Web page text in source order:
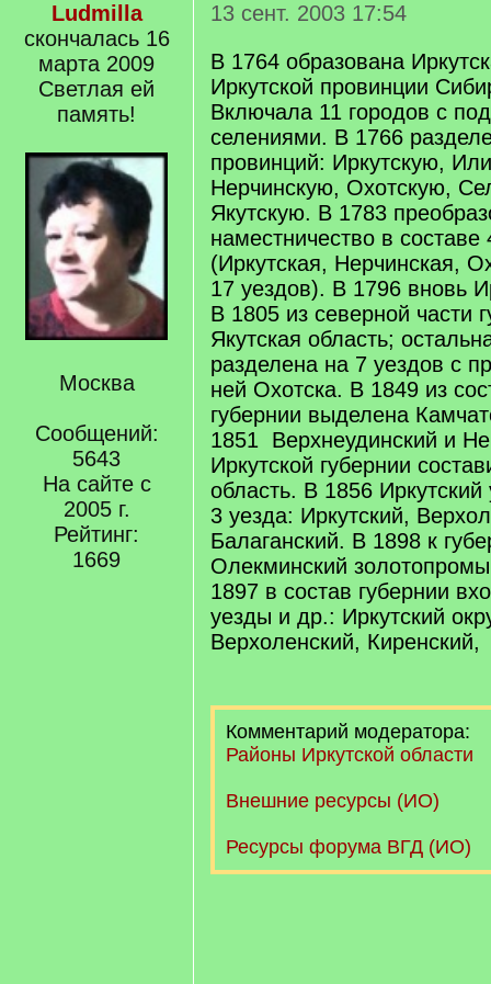
Ludmilla
скончалась 16
марта 2009
Светлая ей
память!
Москва
Сообщений:
5643
На сайте с
2005 г.
Рейтинг:
1669
13 сент. 2003 17:54
В 1764 образована
Иркутской провинции
Включала 11 городов с
селениями. В 1766
провинций: Иркутскую,
Нерчинскую, Охотскую,
Якутскую. В 1783
наместничество в составе
(Иркутская, Нерчинская,
17 уездов). В 1796 вновь
В 1805 из северной части
Якутская область;
разделена на 7 уездов с
ней Охотска. В 1849 из
губернии выделена
1851 Верхнеудинский и
Иркутской губернии
область. В 1856
3 уезда: Иркутский,
Балаганский. В 1898 к
Олекминский
1897 в состав губернии
уезды и др.: Иркутский
Верхоленский,
Комментарий модератора:
Районы Иркутской области
Внешние ресурсы (ИО)
Ресурсы форума ВГД (ИО)